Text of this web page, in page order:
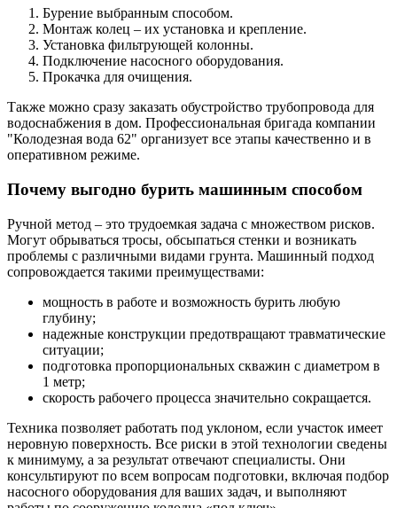
Бурение выбранным способом.
Монтаж колец – их установка и крепление.
Установка фильтрующей колонны.
Подключение насосного оборудования.
Прокачка для очищения.
Также можно сразу заказать обустройство трубопровода для
водоснабжения в дом. Профессиональная бригада компании
"Колодезная вода 62" организует все этапы качественно и в
оперативном режиме.
Почему выгодно бурить машинным способом
Ручной метод – это трудоемкая задача с множеством рисков.
Могут обрываться тросы, обсыпаться стенки и возникать
проблемы с различными видами грунта. Машинный подход
сопровождается такими преимуществами:
мощность в работе и возможность бурить любую
глубину;
надежные конструкции предотвращают травматические
ситуации;
подготовка пропорциональных скважин с диаметром в
1 метр;
скорость рабочего процесса значительно сокращается.
Техника позволяет работать под уклоном, если участок имеет
неровную поверхность. Все риски в этой технологии сведены
к минимуму, а за результат отвечают специалисты. Они
консультируют по всем вопросам подготовки, включая подбор
насосного оборудования для ваших задач, и выполняют